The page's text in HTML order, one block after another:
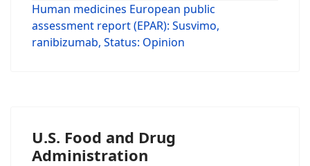
Human medicines European public
assessment report (EPAR): Susvimo,
ranibizumab, Status: Opinion
U.S. Food and Drug
Administration